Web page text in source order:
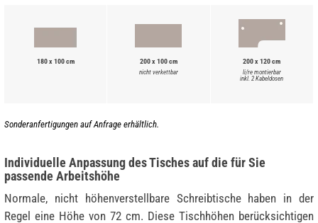
180 x 100 cm 200 x 100 cm
nicht verkettbar
200 x 120 cm
li/re montierbar
inkl. 2 Kabeldosen
Sonderanfertigungen auf Anfrage erhältlich.
Individuelle Anpassung des Tisches auf die für Sie
passende Arbeitshöhe
Normale, nicht höhenverstellbare Schreibtische haben in der
Regel eine Höhe von 72 cm. Diese Tischhöhen berücksichtigen